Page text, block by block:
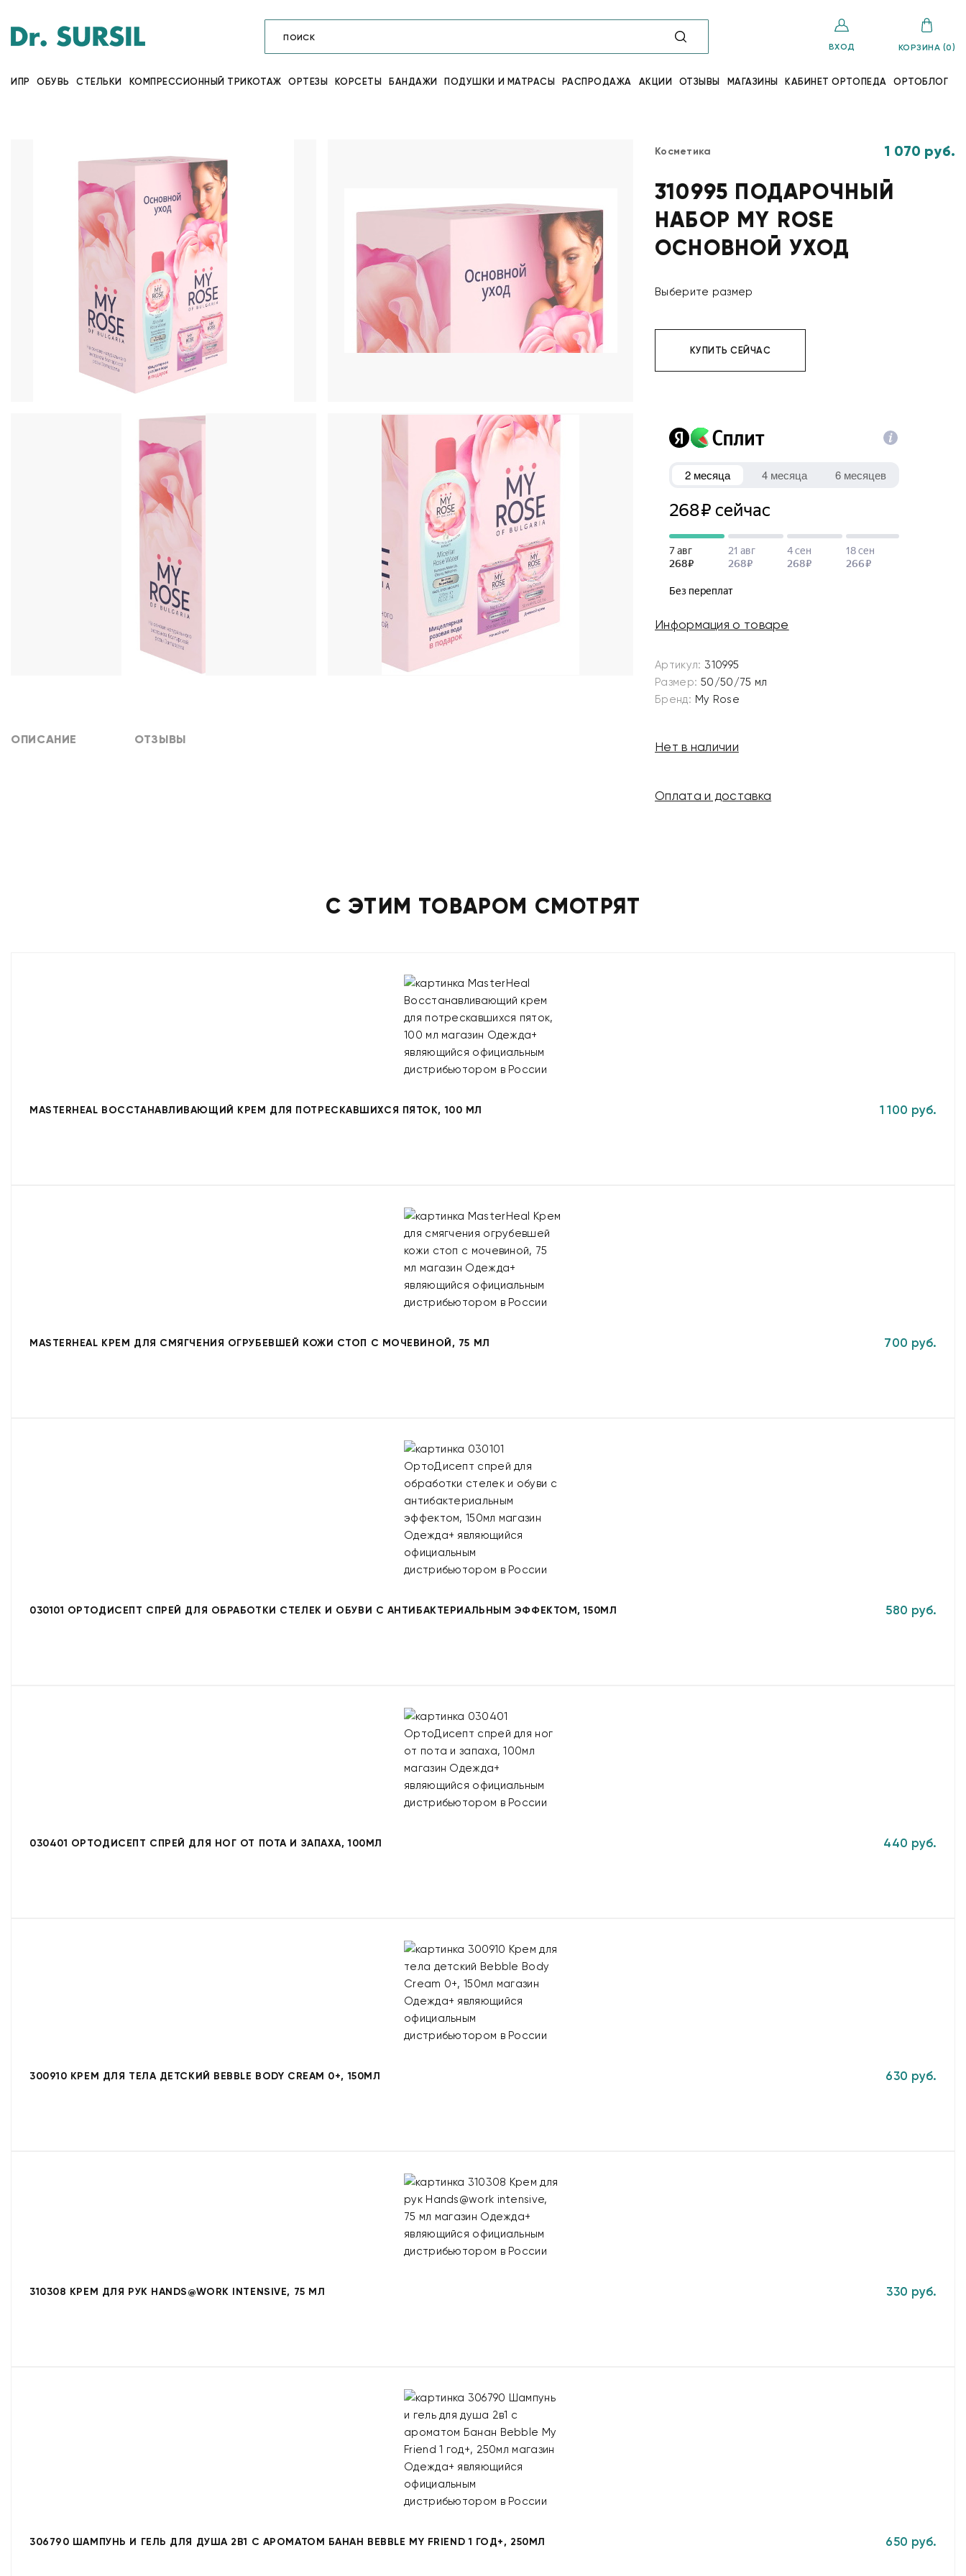
ВХОД КОРЗИНА (0)
ИПР ОБУВЬ СТЕЛЬКИ КОМПРЕССИОННЫЙ ТРИКОТАЖ ОРТЕЗЫ КОРСЕТЫ БАНДАЖИ ПОДУШКИ И МАТРАСЫ РАСПРОДАЖА АКЦИИ ОТЗЫВЫ МАГАЗИНЫ КАБИНЕТ ОРТОПЕДА ОРТОБЛОГ
ОПИСАНИЕ ОТЗЫВЫ
Косметика 1 070 руб.
310995 ПОДАРОЧНЫЙ
НАБОР MY ROSE
ОСНОВНОЙ УХОД
Выберите размер
КУПИТЬ СЕЙЧАС
Информация о товаре
Артикул: 310995
Размер: 50/50/75 мл
Бренд: My Rose
Нет в наличии
Оплата и доставка
С ЭТИМ ТОВАРОМ СМОТРЯТ
MASTERHEAL ВОССТАНАВЛИВАЮЩИЙ КРЕМ ДЛЯ ПОТРЕСКАВШИХСЯ ПЯТОК, 100 МЛ 1 100 руб.
MASTERHEAL КРЕМ ДЛЯ СМЯГЧЕНИЯ ОГРУБЕВШЕЙ КОЖИ СТОП С МОЧЕВИНОЙ, 75 МЛ 700 руб.
030101 ОРТОДИСЕПТ СПРЕЙ ДЛЯ ОБРАБОТКИ СТЕЛЕК И ОБУВИ С АНТИБАКТЕРИАЛЬНЫМ ЭФФЕКТОМ, 150МЛ 580 руб.
030401 ОРТОДИСЕПТ СПРЕЙ ДЛЯ НОГ ОТ ПОТА И ЗАПАХА, 100МЛ 440 руб.
300910 КРЕМ ДЛЯ ТЕЛА ДЕТСКИЙ BEBBLE BODY CREAM 0+, 150МЛ 630 руб.
310308 КРЕМ ДЛЯ РУК HANDS@WORK INTENSIVE, 75 МЛ 330 руб.
306790 ШАМПУНЬ И ГЕЛЬ ДЛЯ ДУША 2В1 С АРОМАТОМ БАНАН BEBBLE MY FRIEND 1 ГОД+, 250МЛ 650 руб.